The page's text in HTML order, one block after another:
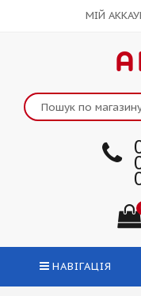
МІЙ
НАВІГАЦІЯ